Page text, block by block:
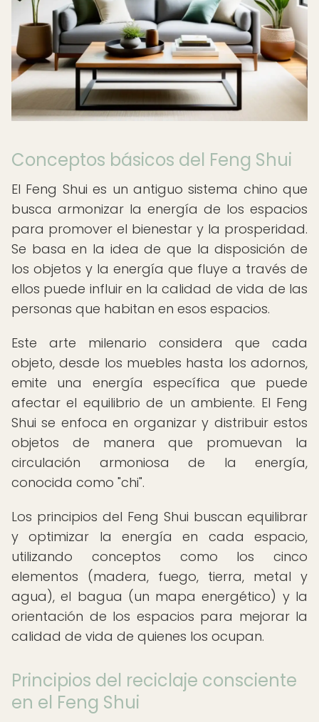
Conceptos básicos del Feng Shui
El Feng Shui es un antiguo sistema chino que
busca armonizar la energía de los espacios
para promover el bienestar y la prosperidad.
Se basa en la idea de que la disposición de
los objetos y la energía que fluye a través de
ellos puede influir en la calidad de vida de las
personas que habitan en esos espacios.
Este arte milenario considera que cada
objeto, desde los muebles hasta los adornos,
emite una energía específica que puede
afectar el equilibrio de un ambiente. El Feng
Shui se enfoca en organizar y distribuir estos
objetos de manera que promuevan la
circulación armoniosa de la energía,
conocida como "chi".
Los principios del Feng Shui buscan equilibrar
y optimizar la energía en cada espacio,
utilizando conceptos como los cinco
elementos (madera, fuego, tierra, metal y
agua), el bagua (un mapa energético) y la
orientación de los espacios para mejorar la
calidad de vida de quienes los ocupan.
Principios del reciclaje consciente
en el Feng Shui